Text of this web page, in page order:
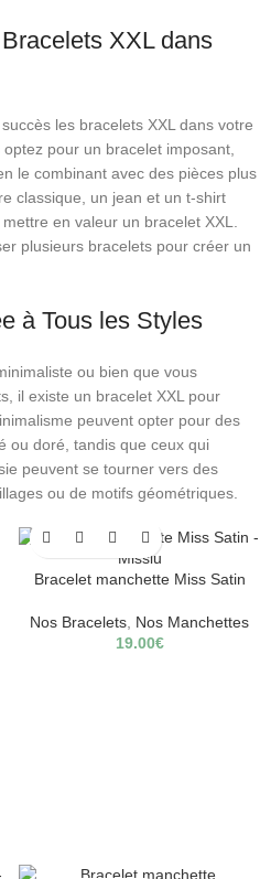
XXL dans
les bracelets XXL dans votre
pour un bracelet imposant,
le combinant avec des pièces plus
classique, un jean et un t-shirt
en valeur un bracelet XXL.
plusieurs bracelets pour créer un
à Tous les Styles
ou bien que vous
il existe un bracelet XXL pour
peuvent opter pour des
ou doré, tandis que ceux qui
peuvent se tourner vers des
ou de motifs géométriques.
Bracelet manchette Miss Satin
Nos Bracelets Nos Manchettes
19.00€